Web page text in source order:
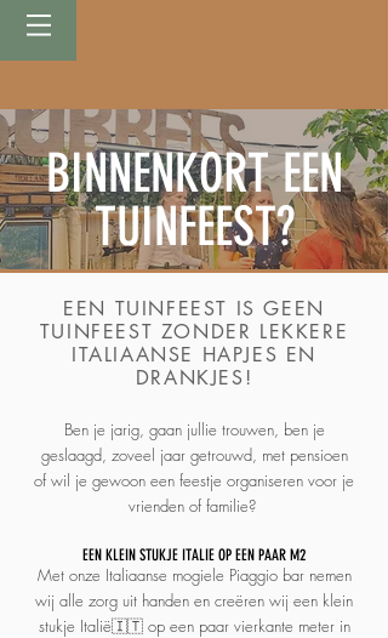
BINNENKORT EEN
TUINFEEST?
EEN TUINFEEST IS GEEN
TUINFEEST ZONDER LEKKERE
ITALIAANSE HAPJES EN
DRANKJES!
Ben je jarig, gaan jullie trouwen, ben je
geslaagd, zoveel jaar getrouwd, met pensioen
of wil je gewoon een feestje organiseren voor je
vrienden of familie?
EEN KLEIN STUKJE ITALIE OP EEN PAAR M2
Met onze Italiaanse mogiele Piaggio bar nemen
wij alle zorg uit handen en creëren wij een klein
stukje Italië🇮🇹 op een paar vierkante meter in